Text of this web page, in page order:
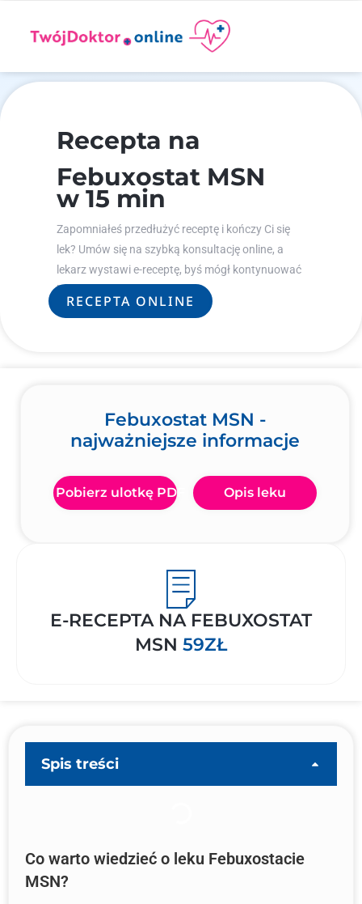
Recepta na
Febuxostat MSN
w 15 min
Zapomniałeś przedłużyć receptę i kończy Ci się
lek? Umów się na szybką konsultację online, a
lekarz wystawi e-receptę, byś mógł kontynuować
leczenie.
RECEPTA ONLINE
Febuxostat MSN -
najważniejsze informacje
Pobierz ulotkę PDF Opis leku
E-RECEPTA NA FEBUXOSTAT
MSN 59ZŁ
Spis treści
Co warto wiedzieć o leku Febuxostacie
MSN?